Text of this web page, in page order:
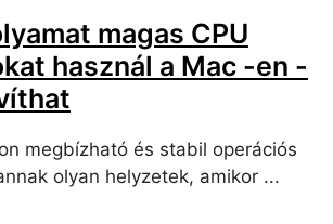
magas CPU
használ a Mac -en -
megbízható és stabil operációs
olyan helyzetek, amikor ...